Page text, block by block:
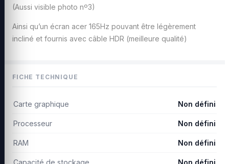
(Aussi visible photo nº3)
Ainsi qu’un écran acer 165Hz pouvant être légèrement
incliné et fournis avec câble HDR (meilleure qualité)
FICHE TECHNIQUE
Carte graphique Non défini
Processeur Non défini
RAM Non défini